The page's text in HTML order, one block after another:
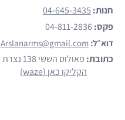
חנות: 04-645-3435
פקס:04-811-2836
דוא״ל: Arslanarms@gmail.com
כתובת: פאולוס הששי 138 נצרת
הקליקו כאן (waze)